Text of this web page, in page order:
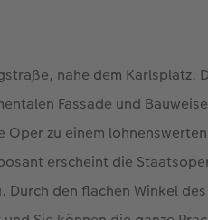
nahe dem Karlsplatz.
Oper zu einem
erscheint die
den flachen Winkel des